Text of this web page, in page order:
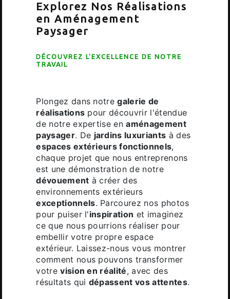
Explorez Nos Réalisations
en Aménagement
Paysager
DÉCOUVREZ L'EXCELLENCE DE NOTRE
TRAVAIL
Plongez dans notregalerie de
réalisations pour découvrir l'étendue
de notre expertise enaménagement
paysager. De jardins luxuriants à des
espaces extérieurs fonctionnels,
chaque projet que nous entreprenons
est une démonstration de notre
dévouement à créer des
environnements extérieurs
exceptionnels. Parcourez nos photos
pour puiser l'inspiration et imaginez
ce que nous pourrions réaliser pour
embellir votre propre espace
extérieur. Laissez-nous vous montrer
comment nous pouvons transformer
votrevision en réalité, avec des
résultats qui dépassent vos attentes.